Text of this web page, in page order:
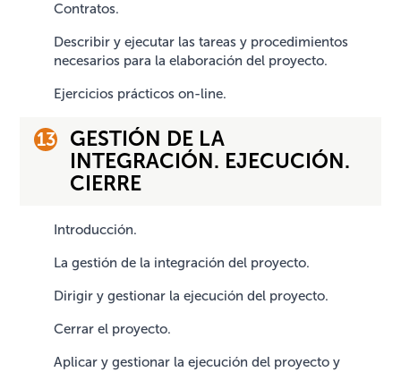
Contratos.
Describir y ejecutar las tareas y procedimientos
necesarios para la elaboración del proyecto.
Ejercicios prácticos on-line.
GESTIÓN DE LA
INTEGRACIÓN. EJECUCIÓN.
CIERRE
Introducción.
La gestión de la integración del proyecto.
Dirigir y gestionar la ejecución del proyecto.
Cerrar el proyecto.
Aplicar y gestionar la ejecución del proyecto y